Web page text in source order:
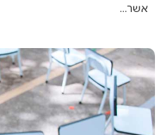
אשר…